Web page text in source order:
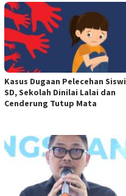
Kasus Dugaan Pelecehan Siswi
SD, Sekolah Dinilai Lalai dan
Cenderung Tutup Mata